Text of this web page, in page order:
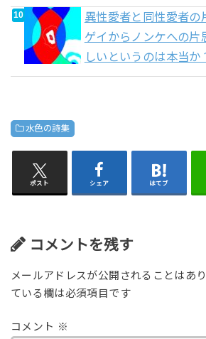
異性愛者と同性愛者の
ゲイからノンケへの片
しいというのは本当か
水色の詩集
ポスト シェア はてブ
コメントを残す
メールアドレスが公開されることはあり
ている欄は必須項目です
コメント ※